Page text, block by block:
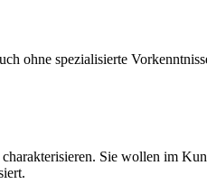
ohne spezialisierte
Sie wollen im